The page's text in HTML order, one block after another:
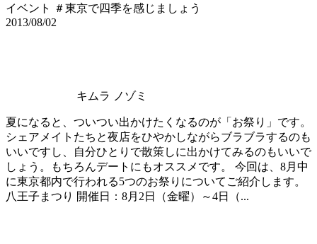
イベント ＃東京で四季を感じましょう
2013/08/02
キムラ ノゾミ
夏になると、ついつい出かけたくなるのが「お祭り」です。
シェアメイトたちと夜店をひやかしながらブラブラするのも
いいですし、自分ひとりで散策しに出かけてみるのもいいで
しょう。もちろんデートにもオススメです。 今回は、8月中
に東京都内で行われる5つのお祭りについてご紹介します。
八王子まつり 開催日：8月2日（金曜）～4日（...